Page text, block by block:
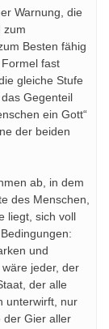
Warnung, die
zum
Besten fähig
fast
gleiche Stufe
Gegenteil
ein Gott“
der beiden
ab, in dem
des Menschen,
liegt, sich voll
und
jeder, der
der alle
unterwirft, nur
der Gier aller